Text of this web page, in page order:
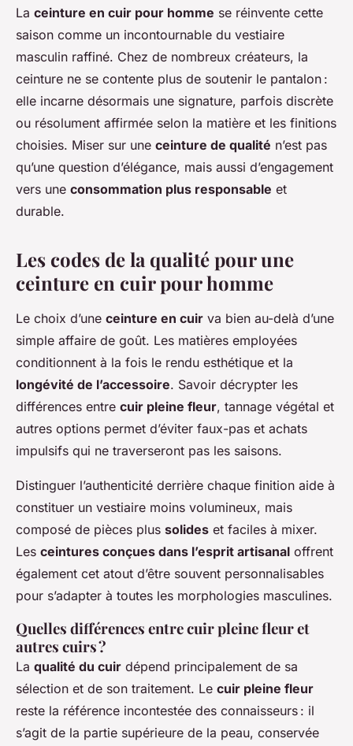
Ceinture cuir homme qualité :
comment choisir l'accessoire
parfait pour sublimer son style
Sacha•24 février 2026•6 min de lecture
La ceinture en cuir pour homme se réinvente cette
saison comme un incontournable du vestiaire
masculin raffiné. Chez de nombreux créateurs, la
ceinture ne se contente plus de soutenir le pantalon :
elle incarne désormais une signature, parfois discrète
ou résolument affirmée selon la matière et les finitions
choisies. Miser sur une ceinture de qualité n’est pas
qu’une question d’élégance, mais aussi d’engagement
vers une consommation plus responsable et
durable.
Les codes de la qualité pour une
ceinture en cuir pour homme
Le choix d’une ceinture en cuir va bien au-delà d’une
simple affaire de goût. Les matières employées
conditionnent à la fois le rendu esthétique et la
longévité de l’accessoire. Savoir décrypter les
différences entre cuir pleine fleur, tannage végétal et
autres options permet d’éviter faux-pas et achats
impulsifs qui ne traverseront pas les saisons.
Distinguer l’authenticité derrière chaque finition aide à
constituer un vestiaire moins volumineux, mais
composé de pièces plus solides et faciles à mixer.
Les ceintures conçues dans l’esprit artisanal offrent
également cet atout d’être souvent personnalisables
pour s’adapter à toutes les morphologies masculines.
Quelles différences entre cuir pleine fleur et
autres cuirs ?
La qualité du cuir dépend principalement de sa
sélection et de son traitement. Le cuir pleine fleur
reste la référence incontestée des connaisseurs : il
s’agit de la partie supérieure de la peau, conservée